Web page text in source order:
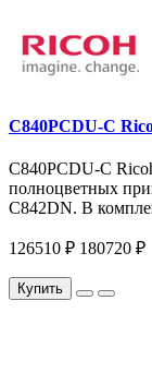
C840PCDU-C
C840PCDU-C
полноцветных
C842DN. В
126510 ₽ 180720 ₽
Купить